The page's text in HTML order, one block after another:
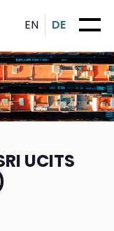
EN DE
UCITS